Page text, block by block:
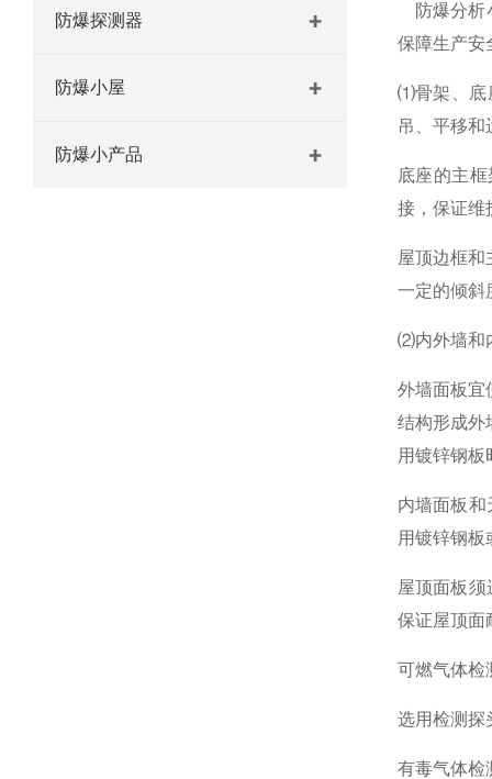
防爆探测器
防爆小屋
防爆小产品
防爆分析
保障生产安
⑴骨架、底
吊、平移和
底座的主
接，保证维
屋顶边框
一定的倾斜
⑵内外墙和
外墙面板宜
结构形成外
用镀锌钢板
内墙面板
用镀锌钢
屋顶面板
保证屋顶面
可燃气体检
选用检测探
有毒气体检